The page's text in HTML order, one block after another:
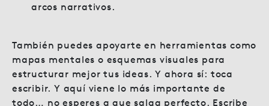
arcos narrativos.
También puedes apoyarte en herramientas como
mapas mentales o esquemas visuales para
estructurar mejor tus ideas. Y ahora sí: toca
escribir. Y aquí viene lo más importante de
todo… no esperes a que salga perfecto. Escribe